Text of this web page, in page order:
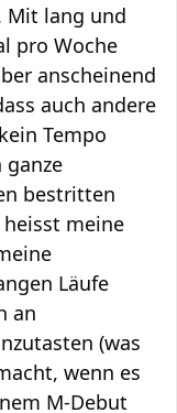
Mit lang und
pro Woche
anscheinend
auch andere
Tempo
bestritten
meine
Läufe
an
(was
wenn es
M-Debut